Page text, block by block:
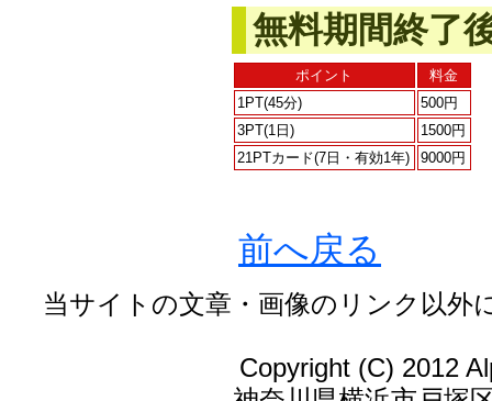
無料期間終了
ポイント
料金
1PT(45分)
500円
3PT(1日)
1500円
21PTカード(7日・有効1年)
9000円
前へ戻る
当サイトの文章・画像のリンク以外
Copyright (C) 2012